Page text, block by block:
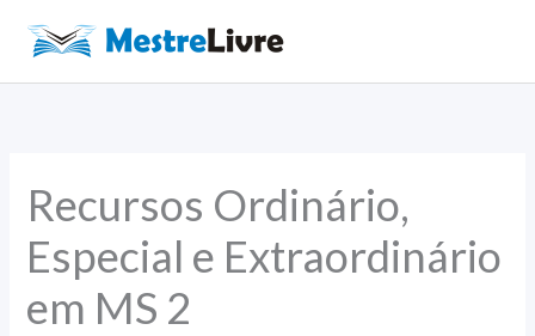
para
o
Recursos Ordinário,
Especial e Extraordinário
em MS 2